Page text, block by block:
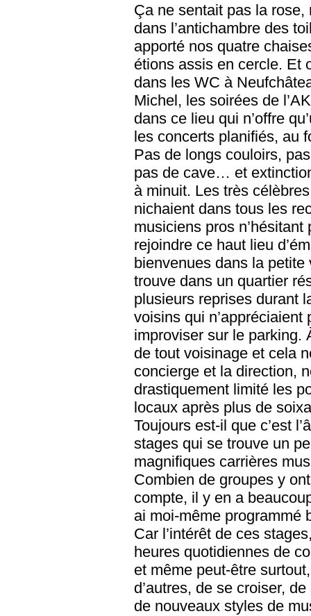
Ça ne sentait pas la
dans l’antichambre des
apporté nos quatre
étions assis en cercle. Et
dans les WC à
Michel, les soirées de
dans ce lieu qui n’offre
les concerts planifiés, au
Pas de longs couloirs,
pas de cave… et
à minuit. Les très
nichaient dans tous les
musiciens pros
rejoindre ce haut lieu
bienvenues dans la
trouve dans un quartier
plusieurs reprises durant
voisins qui n’appréciaient
improviser sur le parking.
de tout voisinage et cela
concierge et la direction,
drastiquement limité les
locaux après plus de
Toujours est-il que c’est
stages qui se trouve un
magnifiques carrières
Combien de groupes y
compte, il y en a
ai moi-même programmé
Car l’intérêt de ces
heures quotidiennes de
et même peut-être
d’autres, de se croiser,
de nouveaux styles de